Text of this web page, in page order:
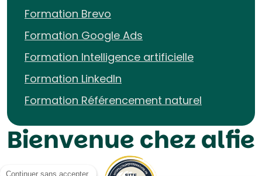
Formation Brevo
Formation Google Ads
Formation Intelligence artificielle
Formation LinkedIn
Formation Référencement naturel
Bienvenue chez alfie
Continuer sans accepter